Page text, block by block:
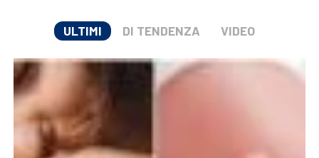
ULTIMI DI TENDENZA VIDEO